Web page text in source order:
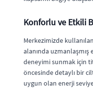
Konforlu ve Etkili
Merkezimizde
alanında
deneyimi sunmak için
öncesinde detaylı bir
uygun olan enerji